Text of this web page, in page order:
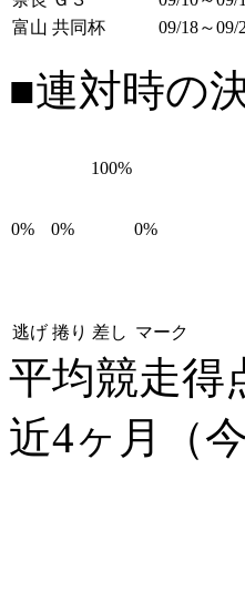
富山 共同杯
09/18～09/
■連対時の
0% 0%
100%
0%
逃げ 捲り 差し マーク
平均競走
近4ヶ月（